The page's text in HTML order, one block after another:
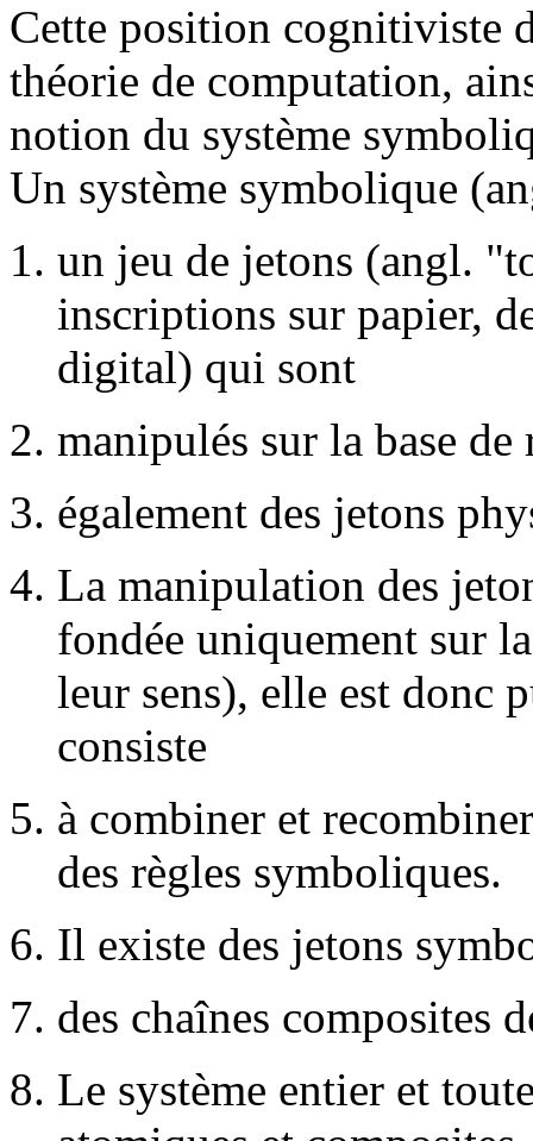
Cette position cognitiviste
théorie de computation,
notion du système
Un système symbolique
un jeu de jetons (angl.
inscriptions sur papier,
digital) qui sont
manipulés sur la base
également des jetons
La manipulation des
fondée uniquement sur
leur sens), elle est donc
consiste
à combiner et
des règles symboliques.
Il existe des jetons
des chaînes composites
Le système entier et